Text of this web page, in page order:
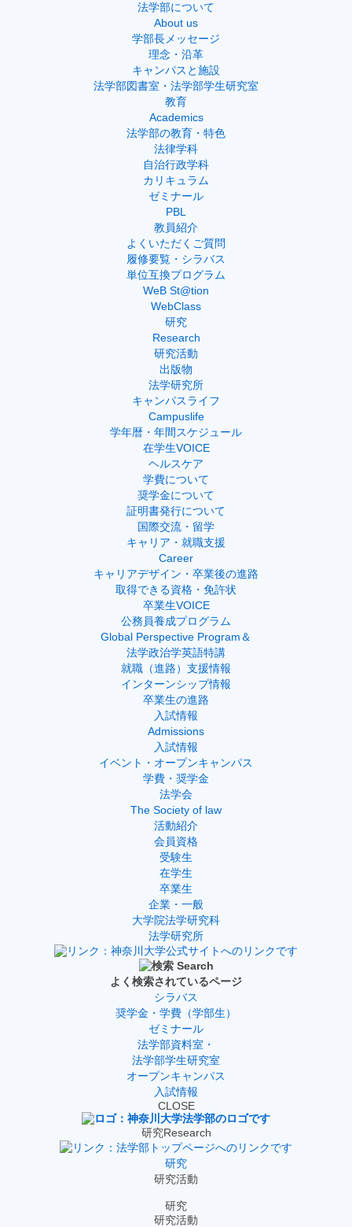
法学部について
About us
学部長メッセージ
理念・沿革
キャンパスと施設
法学部図書室・法学部学生研究室
教育
Academics
法学部の教育・特色
法律学科
自治行政学科
カリキュラム
ゼミナール
PBL
教員紹介
よくいただくご質問
履修要覧・シラバス
単位互換プログラム
WeB St@tion
WebClass
研究
Research
研究活動
出版物
法学研究所
キャンパスライフ
Campuslife
学年暦・年間スケジュール
在学生VOICE
ヘルスケア
学費について
奨学金について
証明書発行について
国際交流・留学
キャリア・就職支援
Career
キャリアデザイン・卒業後の進路
取得できる資格・免許状
卒業生VOICE
公務員養成プログラム
Global Perspective Program＆
法学政治学英語特講
就職（進路）支援情報
インターンシップ情報
卒業生の進路
入試情報
Admissions
入試情報
イベント・オープンキャンパス
学費・奨学金
法学会
The Society of law
活動紹介
会員資格
受験生
在学生
卒業生
企業・一般
大学院法学研究科
法学研究所
よく検索されているページ
シラバス
奨学金・学費（学部生）
ゼミナール
法学部資料室・
法学部学生研究室
オープンキャンパス
入試情報
CLOSE
研究Research
研究
研究活動
研究
研究活動